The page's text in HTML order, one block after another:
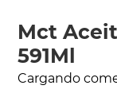
Mct
591Ml
Cargando